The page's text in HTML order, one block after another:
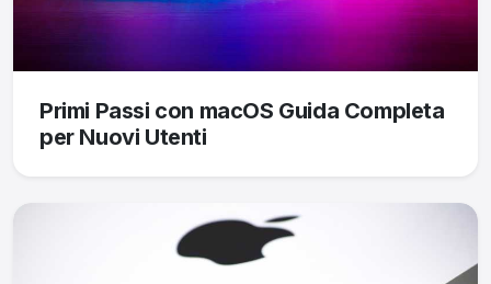
Primi Passi con macOS Guida Completa
per Nuovi Utenti